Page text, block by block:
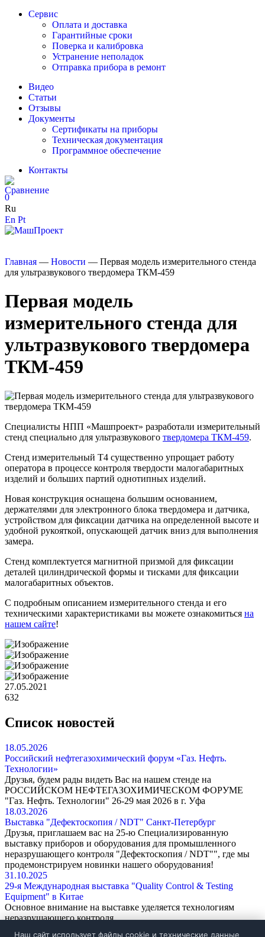
Сервис
Оплата и доставка
Гарантийные сроки
Поверка и калибровка
Устранение неполадок
Отправка прибора в ремонт
Видео
Статьи
Отзывы
Документы
Сертификаты на приборы
Техническая документация
Программное обеспечение
Контакты
0
Ru
En Pt
Главная — Новости — Первая модель измерительного стенда
для ультразвукового твердомера ТКМ-459
Первая модель
измерительного стенда для
ультразвукового твердомера
ТКМ-459
Специалисты НПП «Машпроект» разработали измерительный
стенд специально для ультразвукового твердомера ТКМ-459.
Стенд измерительный Т4 существенно упрощает работу
оператора в процессе контроля твердости малогабаритных
изделий и больших партий однотипных изделий.
Новая конструкция оснащена большим основанием,
держателями для электронного блока твердомера и датчика,
устройством для фиксации датчика на определенной высоте и
удобной рукояткой, опускающей датчик вниз для выполнения
замера.
Стенд комплектуется магнитной призмой для фиксации
деталей цилиндрической формы и тисками для фиксации
малогабаритных объектов.
С подробным описанием измерительного стенда и его
техническими характеристиками вы можете ознакомиться на
нашем сайте!
27.05.2021
632
Список новостей
18.05.2026
Российский нефтегазохимический форум «Газ. Нефть.
Технологии»
Друзья, будем рады видеть Вас на нашем стенде на
РОССИЙСКОМ НЕФТЕГАЗОХИМИЧЕСКОМ ФОРУМЕ
"Газ. Нефть. Технологии" 26-29 мая 2026 в г. Уфа
18.03.2026
Выставка "Дефектоскопия / NDT" Санкт-Петербург
Друзья, приглашаем вас на 25-ю Специализированную
выставку приборов и оборудования для промышленного
неразрушающего контроля "Дефектоскопия / NDT"", где мы
продемонстрируем новинки нашего оборудования!
31.10.2025
29-я Международная выставка "Quality Control & Testing
Equipment" в Китае
Основное внимание на выставке уделяется технологиям
неразрушающего контроля.
Наш сайт использует файлы cookie и технические данные